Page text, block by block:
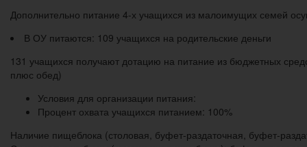
Дополнительно питание 4-х учащихся из малоимущих семей
В ОУ питаются: 109 учащихся на родительские деньги
131 учащихся получают дотацию на питание из бюджетных
плюс обед)
Условия для организации питания:
Процент охвата учащихся питанием: 100%
Наличие пищеблока (столовая, буфет-раздаточная, буфет-